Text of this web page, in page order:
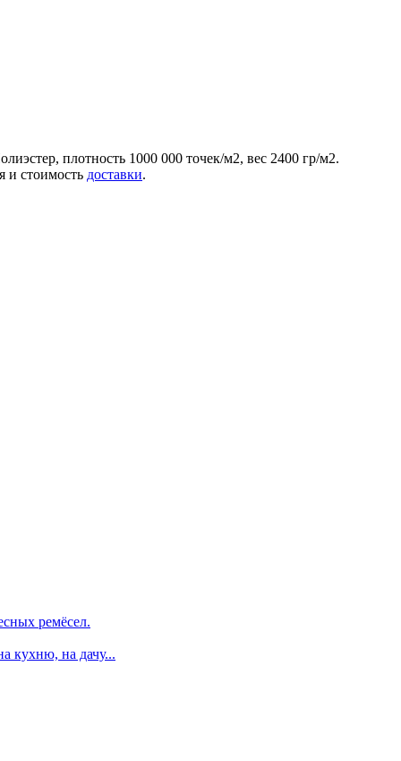
плотность 1000 000 точек/м2, вес 2400 гр/м2.
и стоимость доставки.
ремёсел.
кухню, на дачу...